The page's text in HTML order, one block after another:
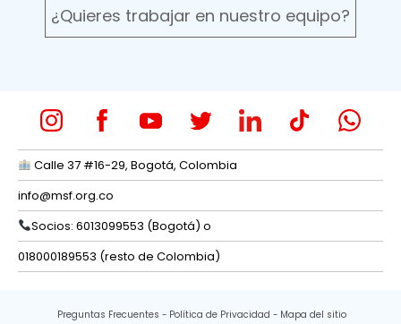
¿Quieres trabajar en nuestro equipo?
Calle 37 #16-29, Bogotá, Colombia
info@msf.org.co
Socios: 6013099553 (Bogotá) o
018000189553 (resto de Colombia)
Preguntas Frecuentes Política de Privacidad Mapa del sitio